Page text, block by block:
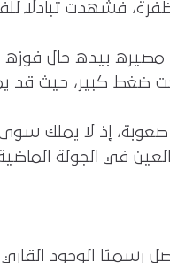
فشهدت تبادلًا
يملك مصيره بيده
ضغط كبير، حيث قد
إذ لا يملك
في الجولة